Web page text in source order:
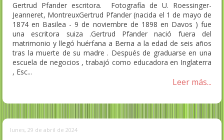
Gertrud Pfander escritora. Fotografía de U. Roessinger-
Jeanneret, MontreuxGertrud Pfander (nacida el 1 de mayo de
1874 en Basilea - 9 de noviembre de 1898 en Davos ) fue
una escritora suiza .Gertrud Pfander nació fuera del
matrimonio y llegó huérfana a Berna a la edad de seis años
tras la muerte de su madre . Después de graduarse en una
escuela de negocios , trabajó como educadora en Inglaterra
, Esc...
Leer más...
lunes, 29 de abril de 2024